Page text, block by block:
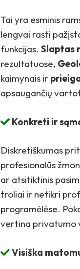
Tai yra esminis
lengvai rasti
funkcijas.Slaptas
rezultatuose,
kaimynais ir
apsaugančių
Konkreti ir
Diskretiškumas
profesionalūs
ar atsitiktinis
troliai ir netikri
programėlėse.
vertina privatumo
Visiška